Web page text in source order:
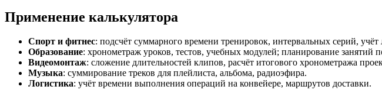
Применение калькулятора
Спорт и фитнес: подсчёт суммарного времени тренировок, интервальных серий,
Образование: хронометраж уроков, тестов, учебных модулей; планирование занятий
Видеомонтаж: сложение длительностей клипов, расчёт итогового хронометража
Музыка: суммирование треков для плейлиста, альбома, радиоэфира.
Логистика: учёт времени выполнения операций на конвейере, маршрутов доставки.